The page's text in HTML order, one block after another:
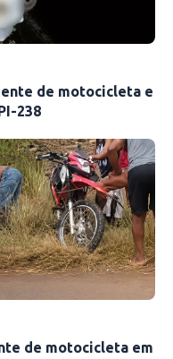
de motocicleta e
238
de motocicleta em